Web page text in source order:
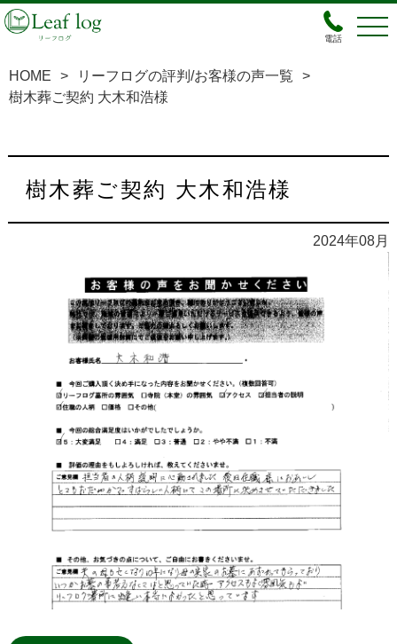
電話
HOME > リーフログの評判/お客様の声一覧
>
樹木葬ご契約 大木和浩様
樹木葬ご契約 大木和浩様
2024年08月